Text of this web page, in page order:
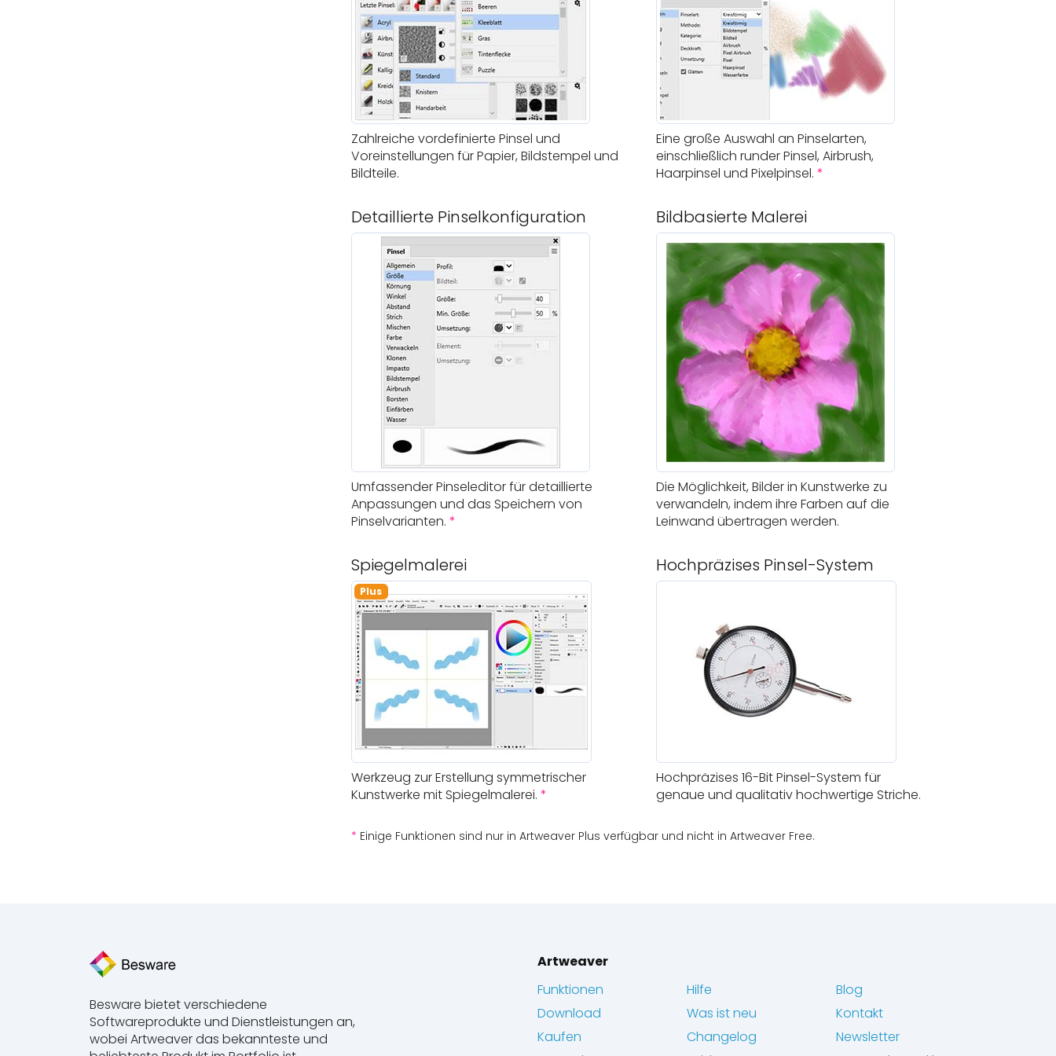
Zahlreiche vordefinierte Pinsel und
Voreinstellungen für Papier, Bildstempel und
Bildteile.
Eine große Auswahl an Pinselarten,
einschließlich runder Pinsel, Airbrush,
Haarpinsel und Pixelpinsel. *
Detaillierte Pinselkonfiguration
Umfassender Pinseleditor für detaillierte
Anpassungen und das Speichern von
Pinselvarianten. *
Bildbasierte Malerei
Die Möglichkeit, Bilder in Kunstwerke zu
verwandeln, indem ihre Farben auf die
Leinwand übertragen werden.
Spiegelmalerei
Plus
Werkzeug zur Erstellung symmetrischer
Kunstwerke mit Spiegelmalerei. *
Hochpräzises Pinsel-System
Hochpräzises 16-Bit Pinsel-System für
genaue und qualitativ hochwertige Striche.
* Einige Funktionen sind nur in Artweaver Plus verfügbar und nicht in Artweaver Free.
Besware bietet verschiedene
Softwareprodukte und Dienstleistungen an,
wobei Artweaver das bekannteste und
Artweaver
Funktionen
Download
Kaufen
Hilfe
Was ist neu
Changelog
Blog
Kontakt
Newsletter